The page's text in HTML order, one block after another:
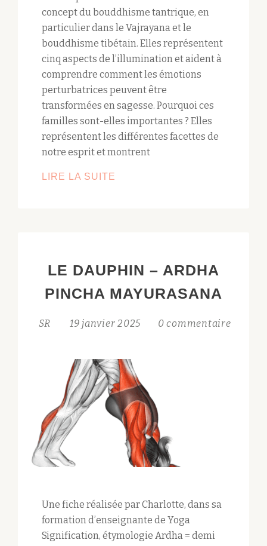
concept du bouddhisme tantrique, en
particulier dans le Vajrayana et le
bouddhisme tibétain. Elles représentent
cinq aspects de l’illumination et aident à
comprendre comment les émotions
perturbatrices peuvent être
transformées en sagesse. Pourquoi ces
familles sont-elles importantes ? Elles
représentent les différentes facettes de
notre esprit et montrent
LIRE LA SUITE
FAMILLES
BOUDDHA
LE DAUPHIN – ARDHA
PINCHA MAYURASANA
SR 19 janvier 2025 0 commentaire
Une fiche réalisée par Charlotte, dans sa
formation d’enseignante de Yoga
Signification, étymologie Ardha = demi